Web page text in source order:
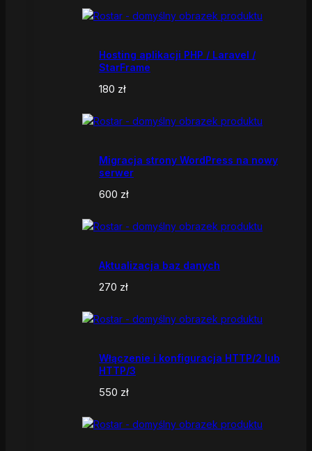
Hosting aplikacji PHP / Laravel /
StarFrame
180 zł
Migracja strony WordPress na nowy
serwer
600 zł
Aktualizacja baz danych
270 zł
Włączenie i konfiguracja HTTP/2 lub
HTTP/3
550 zł